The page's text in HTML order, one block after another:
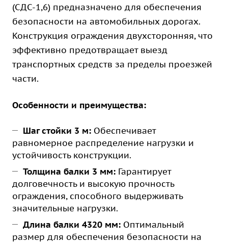
(СДС-1,6) предназначено для обеспечения
безопасности на автомобильных дорогах.
Конструкция ограждения двухсторонняя, что
эффективно предотвращает выезд
транспортных средств за пределы проезжей
части.
Особенности и преимущества:
Шаг стойки 3 м: Обеспечивает
равномерное распределение нагрузки и
устойчивость конструкции.
Толщина балки 3 мм: Гарантирует
долговечность и высокую прочность
ограждения, способного выдерживать
значительные нагрузки.
Длина балки 4320 мм: Оптимальный
размер для обеспечения безопасности на